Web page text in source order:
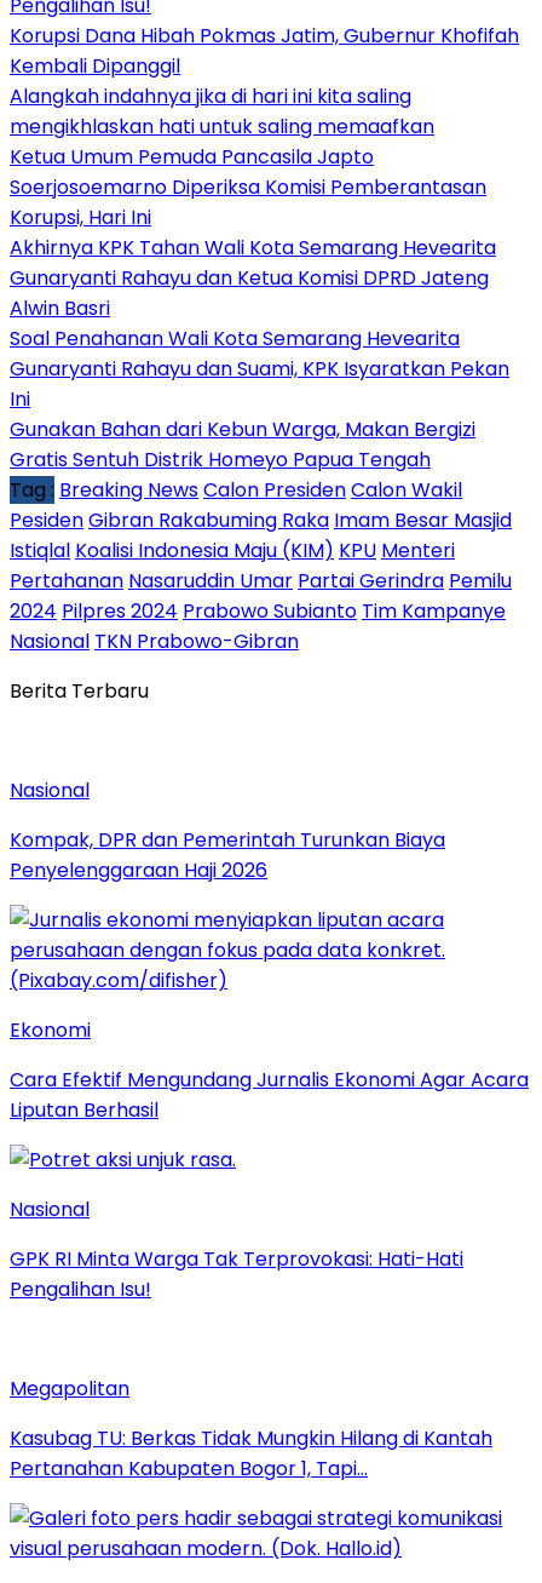
Pengalihan Isu!
Korupsi Dana Hibah Pokmas Jatim, Gubernur Khofifah
Kembali Dipanggil
Alangkah indahnya jika di hari ini kita saling
mengikhlaskan hati untuk saling memaafkan
Ketua Umum Pemuda Pancasila Japto
Soerjosoemarno Diperiksa Komisi Pemberantasan
Korupsi, Hari Ini
Akhirnya KPK Tahan Wali Kota Semarang Hevearita
Gunaryanti Rahayu dan Ketua Komisi DPRD Jateng
Alwin Basri
Soal Penahanan Wali Kota Semarang Hevearita
Gunaryanti Rahayu dan Suami, KPK Isyaratkan Pekan
Ini
Gunakan Bahan dari Kebun Warga, Makan Bergizi
Gratis Sentuh Distrik Homeyo Papua Tengah
Tag : Breaking NewsCalon PresidenCalon Wakil
PesidenGibran Rakabuming Raka Imam Besar Masjid
Istiqlal Koalisi Indonesia Maju (KIM) KPU Menteri
Pertahanan Nasaruddin Umar Partai Gerindra Pemilu
2024 Pilpres 2024 Prabowo Subianto Tim Kampanye
Nasional TKN Prabowo-Gibran
Berita Terbaru
Nasional
Kompak, DPR dan Pemerintah Turunkan Biaya
Penyelenggaraan Haji 2026
Ekonomi
Cara Efektif Mengundang Jurnalis Ekonomi Agar Acara
Liputan Berhasil
Nasional
GPK RI Minta Warga Tak Terprovokasi: Hati-Hati
Pengalihan Isu!
Megapolitan
Kasubag TU: Berkas Tidak Mungkin Hilang di Kantah
Pertanahan Kabupaten Bogor 1, Tapi…